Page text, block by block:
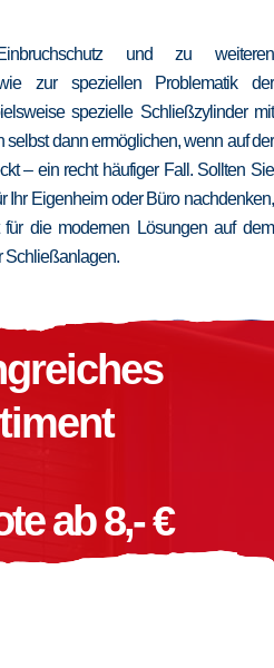
und zu weiteren
zur speziellen Problematik der
spezielle Schließzylinder mit
selbst dann ermöglichen, wenn auf der
– ein recht häufiger Fall. Sollten Sie
Ihr Eigenheim oder Büro nachdenken,
für die modernen Lösungen auf dem
Schließanlagen.
ab 8,- €